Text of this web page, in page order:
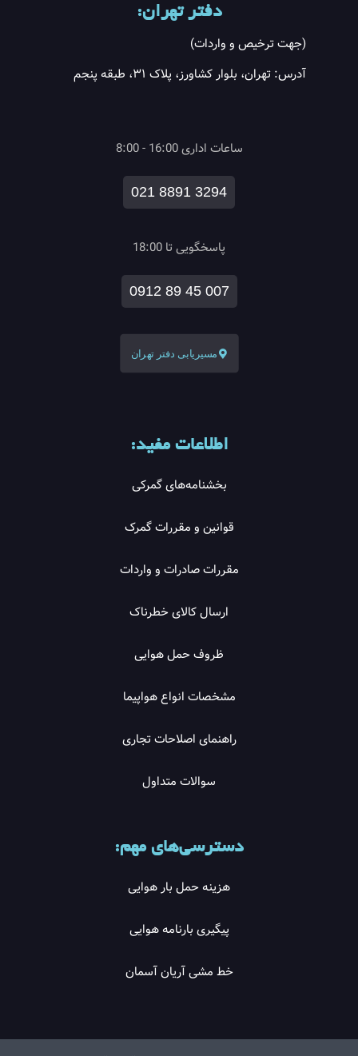
دفتر تهران:
(جهت ترخیص و واردات)
آدرس: تهران، بلوار کشاورز، پلاک ۳۱، طبقه پنجم
ساعات اداری 16:00 - 8:00
021 8891 3294
پاسخگویی تا 18:00
0912 89 45 007
مسیریابی دفتر تهران
اطلاعات مفید:
بخشنامه‌های گمرکی
قوانین و مقررات گمرک
مقررات صادرات و واردات
ارسال کالای خطرناک
ظروف حمل هوایی
مشخصات انواع هواپیما
راهنمای اصلاحات تجاری
سوالات متداول
دسترسی‌های مهم:
هزینه حمل بار هوایی
پیگیری بارنامه هوایی
خط مشی آریان آسمان